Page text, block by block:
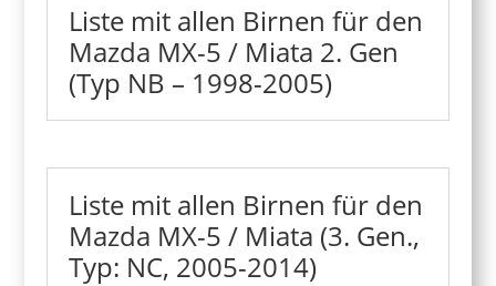
Liste mit allen Birnen für den
Mazda MX-5 / Miata 2. Gen
(Typ NB – 1998-2005)
Liste mit allen Birnen für den
Mazda MX-5 / Miata (3. Gen.,
Typ: NC, 2005-2014)